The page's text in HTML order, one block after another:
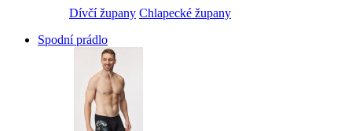
Dívčí župany Chlapecké župany
Spodní prádlo